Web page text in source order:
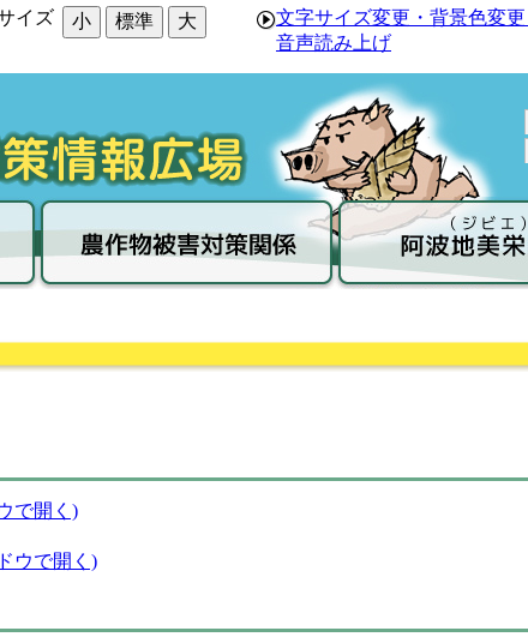
イズ 小 標準 大
文字サイズ変更・背景色変更
音声読み上げ
で開く)
ウで開く)